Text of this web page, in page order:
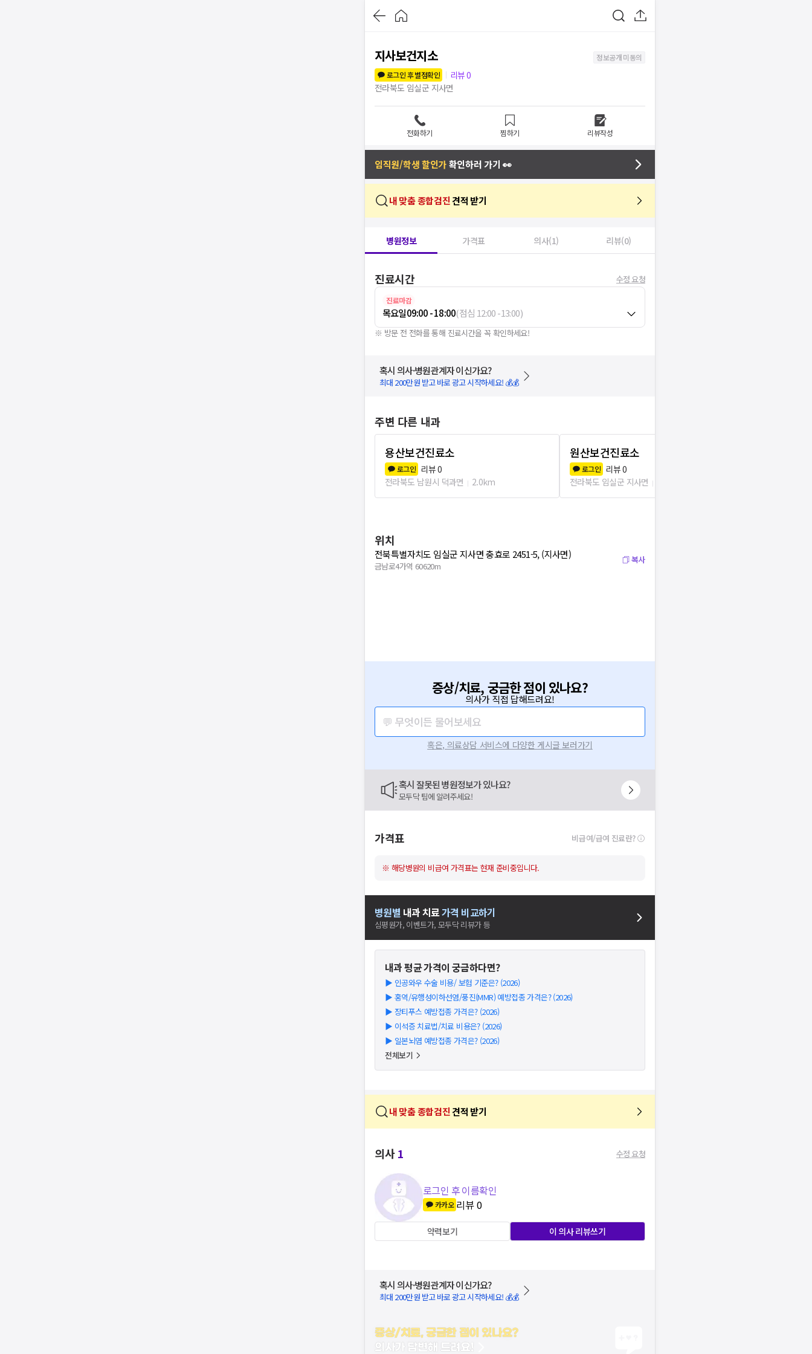
지사보건지소
정보공개 미동의
로그인 후 별점확인
리뷰0
전라북도 임실군 지사면
전화하기 찜하기 리뷰작성
임직원/학생 할인가확인하러 가기 👀
내 맞춤 종합검진 견적 받기
병원정보 가격표 의사(1) 리뷰(0)
진료시간 수정 요청
진료마감
목요일09:00 - 18:00(점심 12:00-13:00)
※ 방문 전 전화를 통해 진료시간을 꼭 확인하세요!
혹시 의사·병원관계자 이신가요?
최대 200만원 받고 바로 광고 시작하세요! 💰💰
주변 다른 내과
용산보건진료소
로그인 리뷰0
전라북도 남원시 덕과면
2.0km
원산보건진료소
로그인 리뷰0
전라북도 임실군 지사면
위치
전북특별자치도 임실군 지사면 충효로 2451-5, (지사면)
금남로4가역 60620m
복사
증상/치료, 궁금한 점이 있나요?
의사가 직접 답해드려요!
💬 무엇이든 물어보세요
혹은, 의료상담 서비스에 다양한 게시글 보러가기
혹시 잘못된 병원정보가 있나요?
모두닥 팀에 알려주세요!
가격표 비급여/급여 진료란?
※ 해당병원의 비급여 가격표는 현재 준비중입니다.
병원별 내과치료가격 비교하기
심평원가, 이벤트가, 모두닥 리뷰가 등
내과평균 가격이 궁금하다면?
▶ 인공와우 수술 비용/ 보험 기준은? (2026)
▶ 홍역/유행성이하선염/풍진(MMR) 예방접종 가격은? (2026)
▶ 장티푸스 예방접종 가격은? (2026)
▶ 이석증 치료법/치료 비용은? (2026)
▶ 일본뇌염 예방접종 가격은? (2026)
전체보기
내 맞춤 종합검진 견적 받기
의사1 수정 요청
로그인 후 이름확인
카카오 리뷰0
약력보기 이 의사 리뷰쓰기
혹시 의사·병원관계자 이신가요?
최대 200만원 받고 바로 광고 시작하세요! 💰💰
증상/치료, 궁금한 점이 있나요?
의사가 답변해 드려요!